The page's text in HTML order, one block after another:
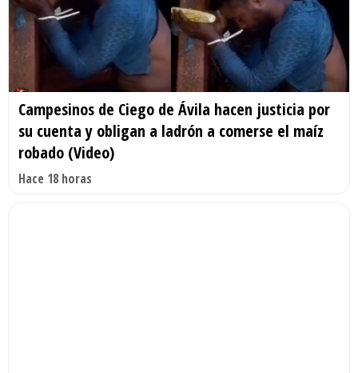
Campesinos de Ciego de Ávila hacen justicia por
su cuenta y obligan a ladrón a comerse el maíz
robado (Video)
Hace 18 horas